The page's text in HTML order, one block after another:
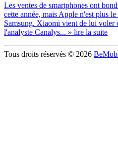
Les ventes de smartphones ont
cette année, mais Apple n'est plus
Samsung. Xiaomi vient de lui voler
l'analyste Canalys... » lire la suite
Tous droits réservés © 2026